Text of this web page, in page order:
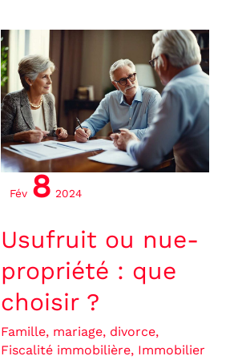
Fév 8 2024
Usufruit ou nue-
propriété : que
choisir ?
Famille, mariage, divorce,
Fiscalité immobilière, Immobilier
Usufruit
ou
nue-
propriété
:
que
choisir